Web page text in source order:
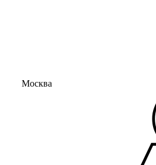
Москва